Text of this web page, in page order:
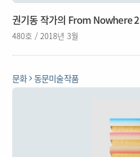
권기동 작가의 From Nowhere 2
480호 / 2018년 3월
문화 동문미술작품